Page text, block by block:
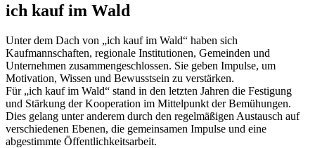
ich kauf im Wald
Unter dem Dach von „ich kauf im Wald“ haben sich
Kaufmannschaften, regionale Institutionen, Gemeinden und
Unternehmen zusammengeschlossen. Sie geben Impulse, um
Motivation, Wissen und Bewusstsein zu verstärken.
Für „ich kauf im Wald“ stand in den letzten Jahren die Festigung
und Stärkung der Kooperation im Mittelpunkt der Bemühungen.
Dies gelang unter anderem durch den regelmäßigen Austausch auf
verschiedenen Ebenen, die gemeinsamen Impulse und eine
abgestimmte Öffentlichkeitsarbeit.